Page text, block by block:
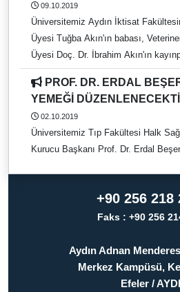
09.10.2019
Üniversitemiz Aydın İktisat
Üyesi Tuğba Akın'ın babası,
Üyesi Doç. Dr. İbrahim Akın'ın
Cenazesi 10.10.2019 Perşembe
müteakip Mudanya Duran Camii'nden
Merhuma Allah'tan rahmet,
YEMEĞİ
02.10.2019
Üniversitemiz Tıp Fakültesi Halk
Kurucu Başkanı Prof. Dr. Erdal
Aynı gün saat 19.00'da, Kahve
organizasyonu gerçekleşecektir. Yemeğe katılacak
Umutlu’ya 8 Ekim 2019 Salı
aşağıdaki İBAN numarasına
+90 256 218
Faks : +90 256
Aydın Adnan
Merkez Kampüsü,
Efeler /